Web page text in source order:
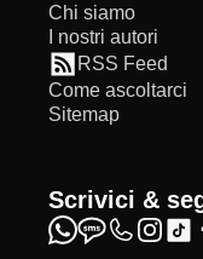
Chi siamo
I nostri autori
RSS Feed
Come ascoltarci
Sitemap
Scrivici &